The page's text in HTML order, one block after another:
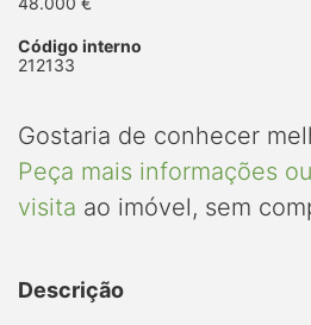
Código interno
212133
Gostaria de conhecer
Peça mais informações
visita ao imóvel, sem
Descrição